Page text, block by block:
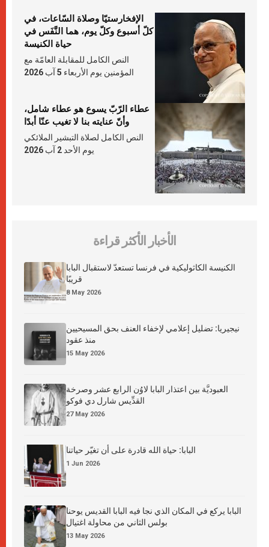
الإفخارستيّا وصلاة السّاعات، في
كلّ أسبوع وكلّ يوم، هما النَّفَس في
حياة الكنيسة
النص الكامل للمقابلة العامّة مع
المؤمنين يوم الأربعاء 5 آب 2026
عطاء الرّبّ يسوع هو عطاء شامل،
وأنّ عنايته بنا لا تغيب عنّا أبدًا
النص الكامل لصلاة التبشير الملائكي
يوم الأحد 2 آب 2026
الأخبار الأكثر قراءة
الكنيسة الكاثوليكية في فرنسا تستعدّ لاستقبال البابا
قريبًا
8 May 2026
نيجيريا: تضليل إعلامي لإخفاء العنف بحق المسيحيين
منذ عقود
15 May 2026
العبوديَّة بين اعتذار البابا لاوُن الرابع عشر وصرخة
القدِّيس شارل دي فوكو
27 May 2026
البابا: حياة الله قادرة على أن تغيّر حياتنا
1 Jun 2026
البابا يركع في المكان الذي نجا فيه البابا القديس يوحنا
بولس الثاني من محاولة اغتيال
13 May 2026